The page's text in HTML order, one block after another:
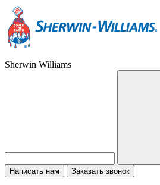
Sherwin Williams
Написать нам Заказать звонок